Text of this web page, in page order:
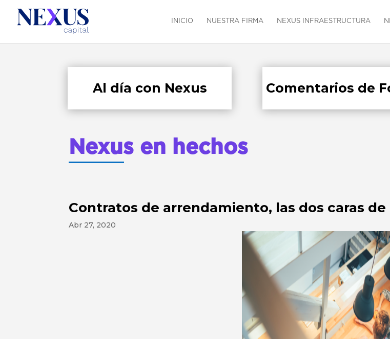
INICIO NUESTRA FIRMA NEXUS INFRAESTRUCTURA
Al día con Nexus Comentarios de
Nexus en hechos
Contratos de arrendamiento, las dos caras
Abr 27, 2020